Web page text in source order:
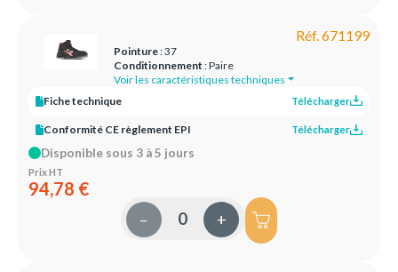
Réf. 671199
Pointure: 37
Conditionnement : Paire
Voir les caractéristiques techniques
Fiche technique
Télécharger
Conformité CE règlement EPI Télécharger
Disponible sous 3 à 5 jours
Prix HT
94,78 €
– +